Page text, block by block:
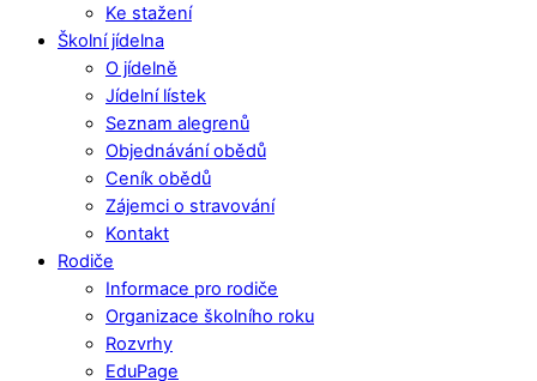
Ke stažení
Školní jídelna
O jídelně
Jídelní lístek
Seznam alegrenů
Objednávání obědů
Ceník obědů
Zájemci o stravování
Kontakt
Rodiče
Informace pro rodiče
Organizace školního roku
Rozvrhy
EduPage